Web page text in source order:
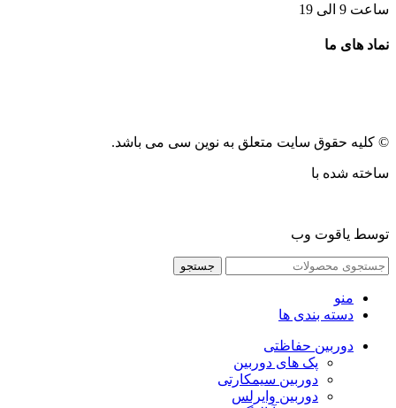
ساعت 9 الی 19
نماد های ما
© کلیه حقوق سایت متعلق به نوین سی می باشد.
ساخته شده با
توسط یاقوت وب
جستجو
منو
دسته بندی ها
دوربین حفاظتی
پک های دوربین
دوربین سیمکارتی
دوربین وایرلس